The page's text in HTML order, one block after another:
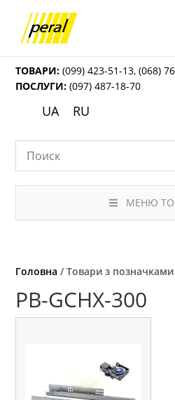
ТОВАРИ: (099) 423-51-13,(068)
ПОСЛУГИ: (097) 487-18-70
UA RU
МЕНЮ
Головна / Товари з позначками
PB-GCHX-300